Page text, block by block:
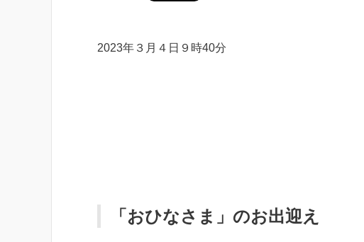
2023年３月４日９時40分
「おひなさま」のお出迎え